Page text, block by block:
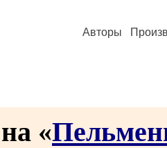
Авторы
«